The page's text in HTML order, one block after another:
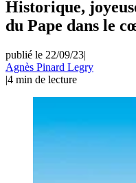
Historique,
du Pape dans le
publié le 22/09/23|
Agnès Pinard Legry
|4 min de lecture